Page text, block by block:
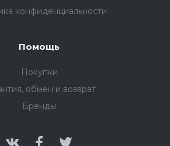
конфиденциальности
Помощь
Покупки
обмен и возврат
Бренды